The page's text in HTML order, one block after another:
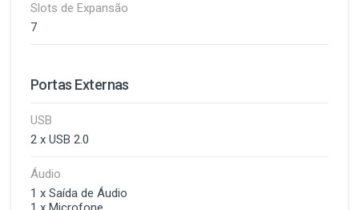
Slots de Expansão
7
Portas Externas
USB
2 x USB 2.0
Áudio
1 x Saída de Áudio